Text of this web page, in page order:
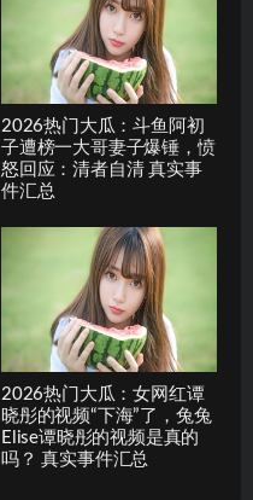
2026热门大瓜：斗鱼阿初
子遭榜一大哥妻子爆锤，愤
怒回应：清者自清 真实事
件汇总
2026热门大瓜：女网红谭
晓彤的视频“下海”了，兔兔
Elise谭晓彤的视频是真的
吗？ 真实事件汇总